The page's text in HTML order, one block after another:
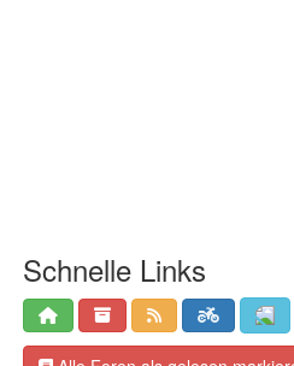
Schnelle Links